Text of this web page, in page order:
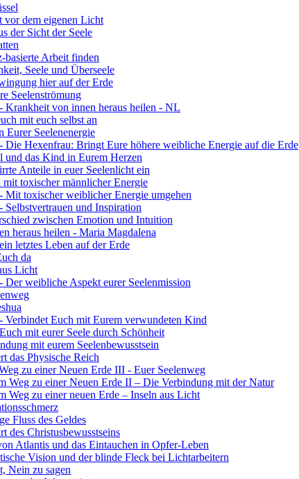
vor dem eigenen Licht
der Sicht der Seele
basierte Arbeit finden
Seele und Überseele
hier auf der Erde
Seelenströmung
Krankheit von innen heraus heilen - NL
mit euch selbst an
Eurer Seelenenergie
Die Hexenfrau: Bringt Eure höhere weibliche Energie auf die Erde
und das Kind in Eurem Herzen
Anteile in euer Seelenlicht ein
mit toxischer männlicher Energie
Mit toxischer weiblicher Energie umgehen
Selbstvertrauen und Inspiration
zwischen Emotion und Intuition
heraus heilen - Maria Magdalena
letztes Leben auf der Erde
da
Licht
Der weibliche Aspekt eurer Seelenmission
Verbindet Euch mit Eurem verwundeten Kind
mit eurer Seele durch Schönheit
mit eurem Seelenbewusstsein
das Physische Reich
zu einer Neuen Erde III - Euer Seelenweg
Weg zu einer Neuen Erde II – Die Verbindung mit der Natur
Weg zu einer neuen Erde – Inseln aus Licht
Fluss des Geldes
des Christusbewusstseins
Atlantis und das Eintauchen in Opfer-Leben
Vision und der blinde Fleck bei Lichtarbeitern
Nein zu sagen